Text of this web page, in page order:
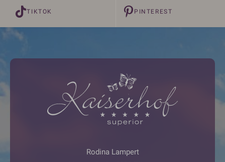
TIKTOK PINTEREST
Rodina Lampert